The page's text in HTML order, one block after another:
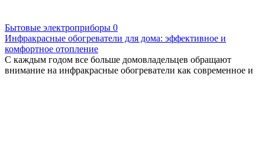
Бытовые электроприборы 0
Инфракрасные обогреватели для дома: эффективное и
комфортное отопление
С каждым годом все больше домовладельцев обращают
внимание на инфракрасные обогреватели как современное и